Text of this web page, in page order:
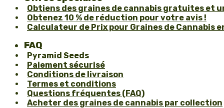
Obtiens des graines de cannabis gratuites et
Obtenez 10 % de réduction pour votre avis !
Calculateur de Prix pour Graines de Cannabis
FAQ
Pyramid Seeds
Paiement sécurisé
Conditions de livraison
Termes et conditions
Questions fréquentes (FAQ)
Acheter des graines de cannabis par collection